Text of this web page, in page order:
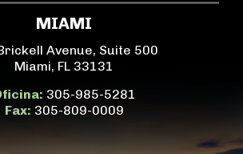
MIAMI
Avenue, Suite 500
Miami, FL 33131
305-985-5281
Fax: 305-809-0009